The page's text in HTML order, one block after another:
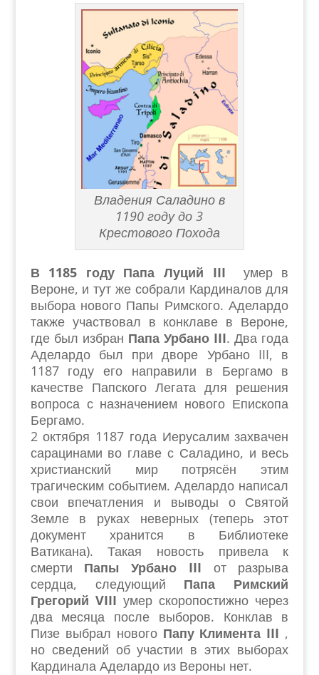
Владения Саладино в
1190 году до 3
Крестового Похода
В 1185 году Папа Луций III умер в
Вероне, и тут же собрали Кардиналов для
выбора нового Папы Римского. Аделардо
также участвовал в конклаве в Вероне,
где был избран Папа Урбано III. Два года
Аделардо был при дворе Урбано III, в
1187 году его направили в Бергамо в
качестве Папского Легата для решения
вопроса с назначением нового Епископа
Бергамо.
2 октября 1187 года Иерусалим захвачен
сарацинами во главе с Саладино, и весь
христианский мир потрясён этим
трагическим событием. Аделардо написал
свои впечатления и выводы о Святой
Земле в руках неверных (теперь этот
документ хранится в Библиотеке
Ватикана). Такая новость привела к
смерти Папы Урбано III от разрыва
сердца, следующий Папа Римский
Грегорий VIII умер скоропостижно через
два месяца после выборов. Конклав в
Пизе выбрал нового Папу Климента III ,
но сведений об участии в этих выборах
Кардинала Аделардо из Вероны нет.